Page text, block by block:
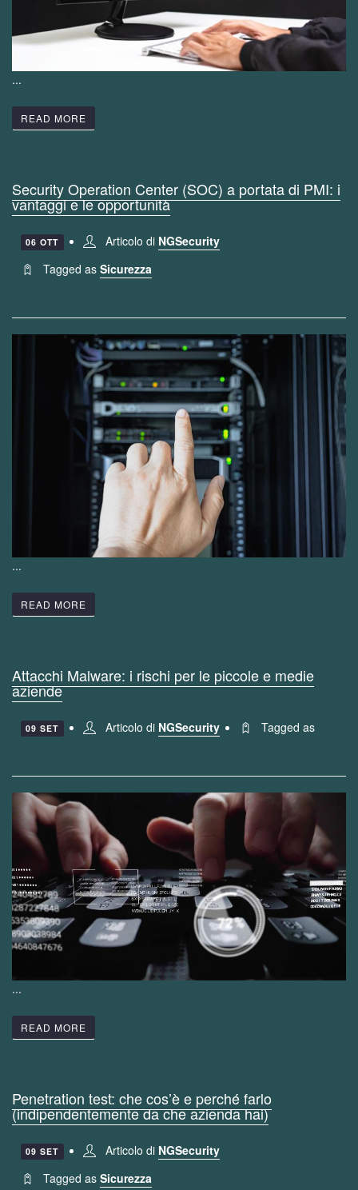
...
READ MORE
Security Operation Center (SOC) a portata di PMI: i
vantaggi e le opportunità
06 OTT Articolo di NGSecurity
Tagged as Sicurezza
...
READ MORE
Attacchi Malware: i rischi per le piccole e medie
aziende
09 SET Articolo di NGSecurity Tagged as
...
READ MORE
Penetration test: che cos’è e perché farlo
(indipendentemente da che azienda hai)
09 SET Articolo di NGSecurity
Tagged as Sicurezza